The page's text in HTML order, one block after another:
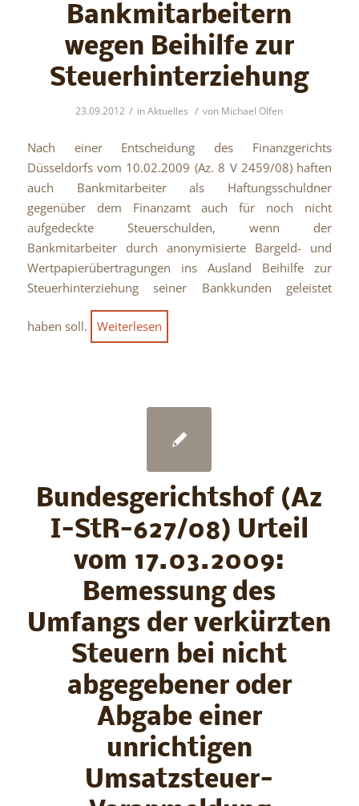
Bankmitarbeitern
wegen Beihilfe zur
Steuerhinterziehung
23.09.2012 / inAktuelles / von Michael Olfen
Nach einer Entscheidung des Finanzgerichts
Düsseldorfs vom 10.02.2009 (Az. 8 V 2459/08) haften
auch Bankmitarbeiter als Haftungsschuldner
gegenüber dem Finanzamt auch für noch nicht
aufgedeckte Steuerschulden, wenn der
Bankmitarbeiter durch anonymisierte Bargeld- und
Wertpapierübertragungen ins Ausland Beihilfe zur
Steuerhinterziehung seiner Bankkunden geleistet
haben soll. Weiterlesen
Bundesgerichtshof (Az
I-StR-627/08) Urteil
vom 17.03.2009:
Bemessung des
Umfangs der verkürzten
Steuern bei nicht
abgegebener oder
Abgabe einer
unrichtigen
Umsatzsteuer-